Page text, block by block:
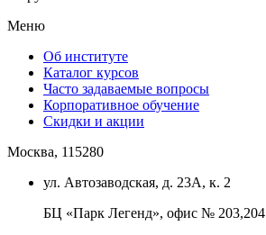
Меню
Об институте
Каталог курсов
Часто задаваемые вопросы
Корпоративное обучение
Скидки и акции
Москва, 115280
ул. Автозаводская, д. 23А, к. 2
БЦ «Парк Легенд», офис № 203,204